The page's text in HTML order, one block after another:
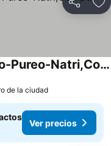
Compartir
Cabañas&tinajas en Molulco-Pureo-Natri,Compu
de la ciudad
Ver precios